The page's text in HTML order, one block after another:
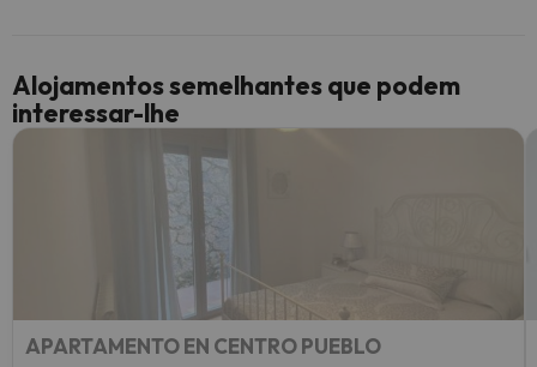
Alojamentos semelhantes que podem
interessar-lhe
APARTAMENTO EN CENTRO PUEBLO